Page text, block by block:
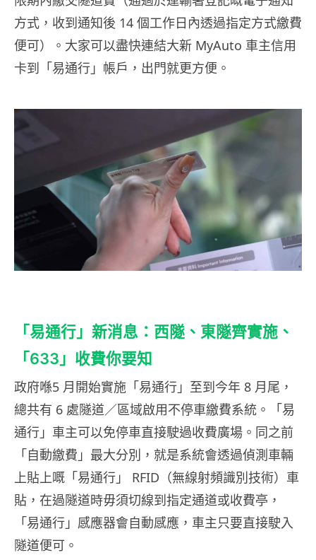
方式，收到通知後 14 個工作日內透過指定方式繳費
便可）。大家可以盡快連結大新 MyAuto 車主信用
卡到「易通行」帳戶，出門就更方便。
「易通行」新消息：西隧、東隧齊實施、
「633」收費你要知
政府喺5 月開始實施「易通行」至到今年 8 月尾，
總共有 6 處隧道／區域啟用不停車繳費系統。「易
通行」車主可以免停車直接駛過收費廣場。同之前
「自動繳費」最大分別，就是系統會透過偵測車輛
上貼上嘅「易通行」 RFID（無線射頻識別技術）車
貼，在過隧道時毋須切線到指定通道或收費亭，
「易通行」感應器會自動感應，車主只要直接駛入
隧道便可。